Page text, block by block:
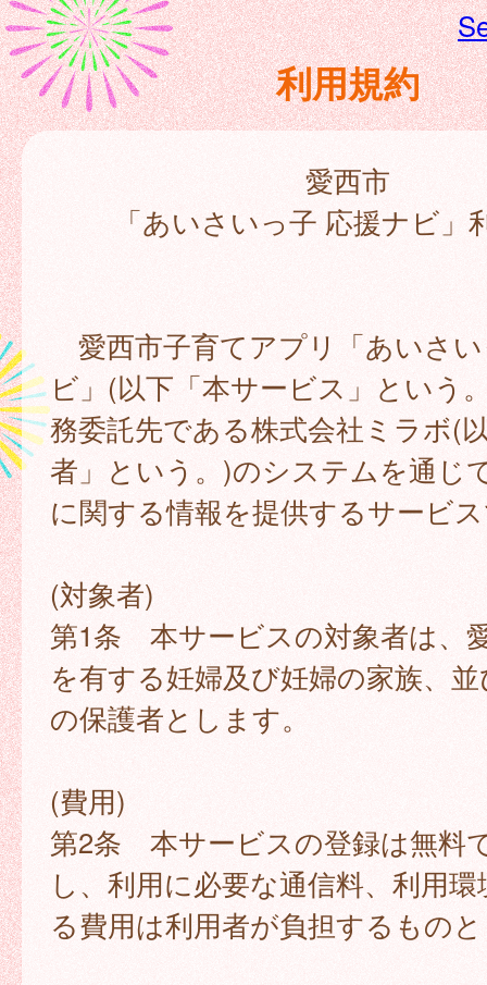
利用規約
愛西市
「あいさいっ子 応援ナビ」
愛西市子育てアプリ「あいさ
ビ」(以下「本サービス」という
務委託先である株式会社ミラボ(
者」という。)のシステムを通じ
に関する情報を提供するサービ
(対象者)
第1条 本サービスの対象者は、
を有する妊婦及び妊婦の家族、
の保護者とします。
(費用)
第2条 本サービスの登録は無料
し、利用に必要な通信料、利用
る費用は利用者が負担するもの